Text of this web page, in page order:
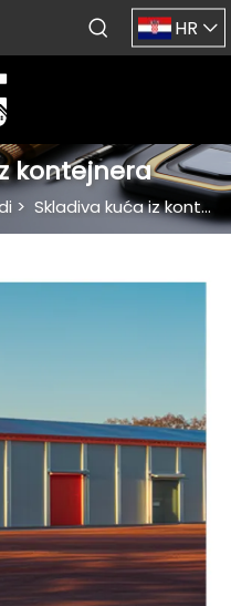
HR
kontejnera
> Skladiva kuća iz kontejnera